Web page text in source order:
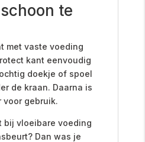
te
met vaste voeding
kant eenvoudig
doekje of spoel
de kraan. Daarna is
voor gebruik.
bij vloeibare voeding
Dan was je